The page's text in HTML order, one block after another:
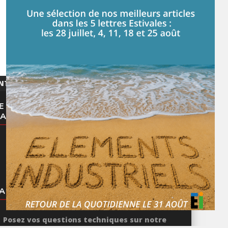
MEILLEUR DE NOS ARTICLES
VOTRE BOITE MAIL
Je m'abonne à la lettre
VOS CONNAISSANCES
Posez vos questions techniques sur notre